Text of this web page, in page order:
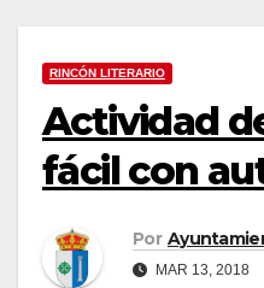
RINCÓN LITERARIO
Actividad
fácil con
Por
MAR 13, 2018